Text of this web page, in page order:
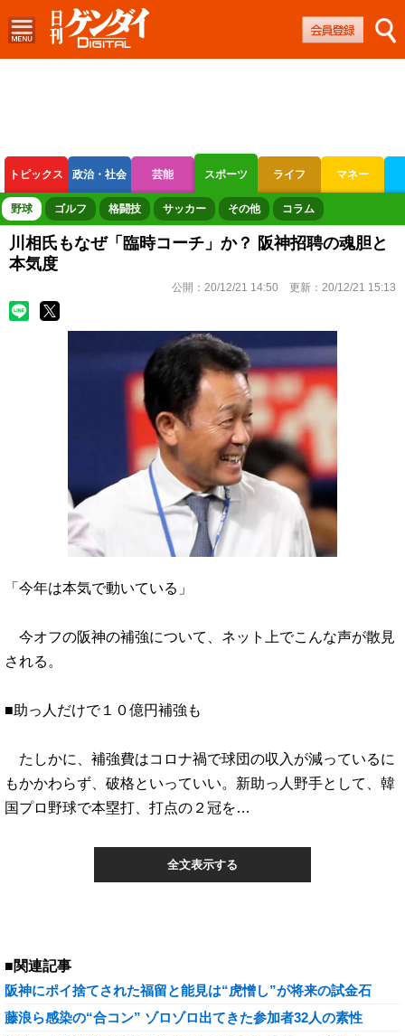
トピックス 政治・社会 芸能 スポーツ ライフ マネー
ボートレース 競輪 オートレース
野球 ゴルフ 格闘技 サッカー その他 コラム
川相氏もなぜ「臨時コーチ」か？ 阪神招聘の魂胆と
本気度
公開： 20/12/21 14:50 更新： 20/12/21 15:13
「今年は本気で動いている」
今オフの阪神の補強について、ネット上でこんな声が散見
される。
■助っ人だけで１０億円補強も
たしかに、補強費はコロナ禍で球団の収入が減っているに
もかかわらず、破格といっていい。新助っ人野手として、韓
国プロ野球で本塁打、打点の２冠を…
全文表示する
■関連記事
阪神にポイ捨てされた福留と能見は“虎憎し”が将来の試金石
藤浪ら感染の“合コン” ゾロゾロ出てきた参加者32人の素性